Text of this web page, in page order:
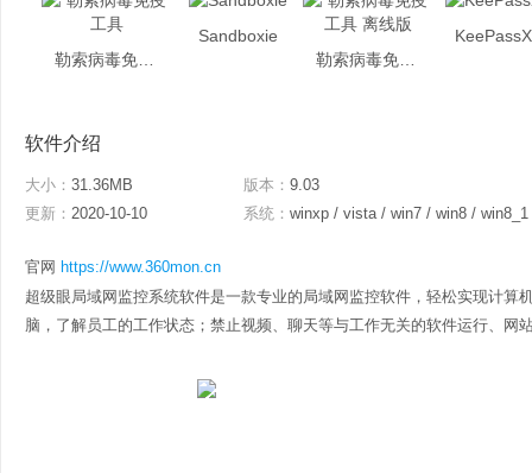
Sandboxie
软件介绍
大小： 31.36MB 版本： 9.03
更新： 2020-10-10 系统： winxp / vista / win7 / win8 / win8_1
官网 https://www.360mon.cn
超级眼局域网监控系统软件是一款专业的局域网监控软件，轻松实现计算
脑，了解员工的工作状态；禁止视频、聊天等与工作无关的软件运行、网